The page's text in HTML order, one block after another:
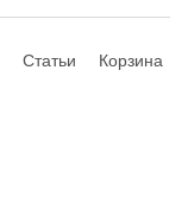
Статьи Корзина